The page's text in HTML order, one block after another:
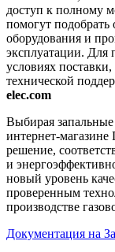
доступ к полному
помогут
оборудования и
эксплуатации.
условиях
технической
elec.com
Выбирая
интернет-
решение,
и
новый уровень
проверенным
производстве
Документация на